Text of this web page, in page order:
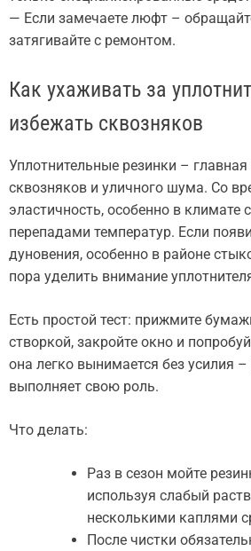
— Если замечаете люфт –
затягивайте с ремонтом.
Как ухаживать за
избежать сквозняков
Уплотнительные резинки –
сквозняков и уличного шума. Со
эластичность, особенно в климате
перепадами температур. Если
дуновения, особенно в районе
пора уделить внимание
Есть простой тест: прижмите
створкой, закройте окно и
она легко вынимается без усилия
выполняет свою роль.
Что делать:
Раз в сезон мойте
используя слабый
несколькими каплями
После чистки